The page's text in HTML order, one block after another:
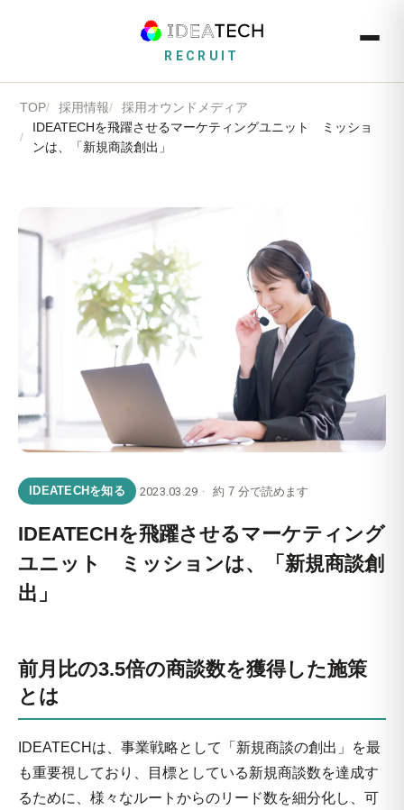
RECRUIT
TOP 採用情報
採用オウンドメディア
IDEATECHを飛躍させるマーケティングユニット ミッショ
ンは、「新規商談創出」
IDEATECHを知る 2023.03.29 約 7 分で読めます
IDEATECHを飛躍させるマーケティング
ユニット ミッションは、「新規商談創
出」
前月比の3.5倍の商談数を獲得した施策
とは
IDEATECHは、事業戦略として「新規商談の創出」を最
も重要視しており、目標としている新規商談数を達成す
るために、様々なルートからのリード数を細分化し、可